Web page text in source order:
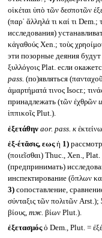
οἰκέται ὑπὸ τῶν δεσποτῶν
(παρ᾽ ἄλληλά τι καί τι
исследования)
κἀγαθούς Xen.; τοὺς
эти позорные деяния будут
ξυλλόγοις Plat. если
pass. (по)являться
ἁμαρτήματά τινος Isocr.;
принадлежать (τῶν ἐχθρῶν и
ἱππικοῖς Plut.).
ἐξετάθην aor. pass. кἐκτείνω.
ἐξ-έτᾰσις, εωςἡ 1)
(ποιεῖσθαι) Thuc., Xen., Plat.
(предпринимать)
инспектирование (ὅπλων
3)сопоставление,
σύνταξις τῶν πολιτῶν Arst.);
βίους, тж. βίων Plut.).
ἐξετασμόςὁ Dem., Plut. =